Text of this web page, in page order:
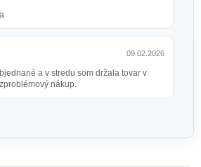
09.02.2026
a v stredu som držala tovar v
nákup.